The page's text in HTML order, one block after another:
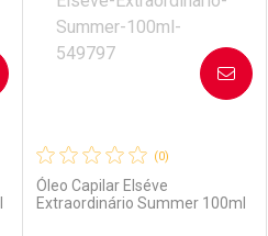
(0)
Óleo Capilar Elséve
Extraordinário Summer 100ml
AVISE-ME